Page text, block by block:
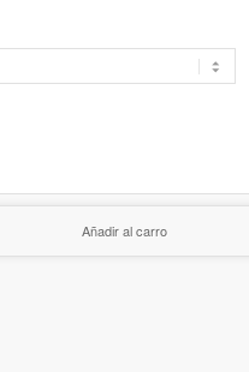
Añadir al carro